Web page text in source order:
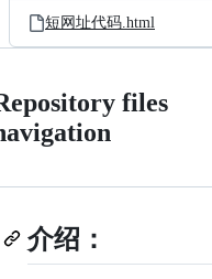
短网址代码.html
files
介绍：